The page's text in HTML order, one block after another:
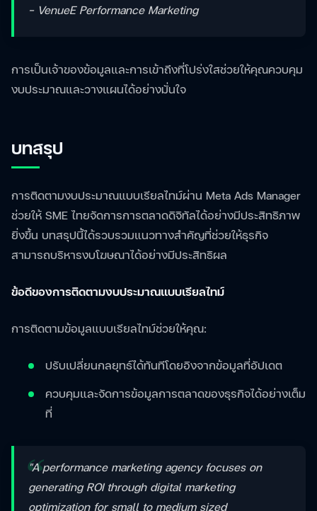
– VenueE Performance Marketing
การเป็นเจ้าของข้อมูลและการเข้าถึงที่โปร่งใสช่วยให้คุณควบคุม
งบประมาณและวางแผนได้อย่างมั่นใจ
บทสรุป
การติดตามงบประมาณแบบเรียลไทม์ผ่าน Meta Ads Manager
ช่วยให้ SME ไทยจัดการการตลาดดิจิทัลได้อย่างมีประสิทธิภาพ
ยิ่งขึ้น บทสรุปนี้ได้รวบรวมแนวทางสำคัญที่ช่วยให้ธุรกิจ
สามารถบริหารงบโฆษณาได้อย่างมีประสิทธิผล
ข้อดีของการติดตามงบประมาณแบบเรียลไทม์
การติดตามข้อมูลแบบเรียลไทม์ช่วยให้คุณ:
ปรับเปลี่ยนกลยุทธ์ได้ทันทีโดยอิงจากข้อมูลที่อัปเดต
ควบคุมและจัดการข้อมูลการตลาดของธุรกิจได้อย่างเต็ม
ที่
"A performance marketing agency focuses on
generating ROI through digital marketing
optimization for small to medium sized